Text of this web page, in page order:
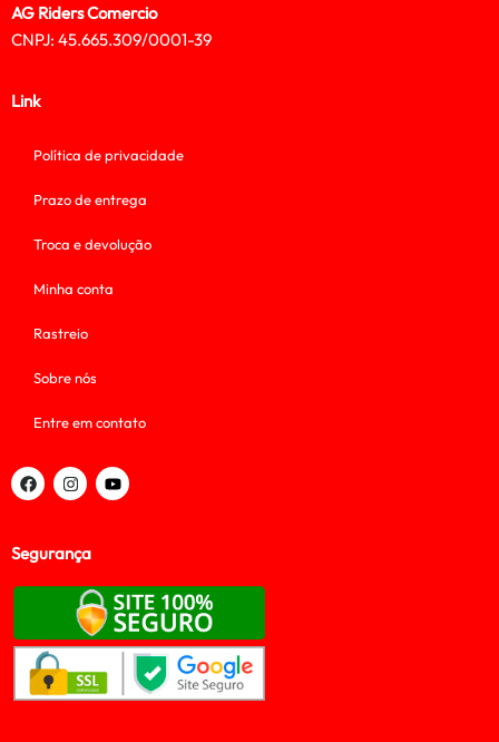
AG Riders Comercio
CNPJ: 45.665.309/0001-39
Link
Política de privacidade
Prazo de entrega
Troca e devolução
Minha conta
Rastreio
Sobre nós
Entre em contato
Segurança